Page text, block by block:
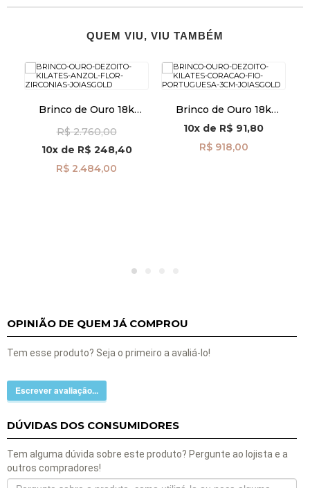
QUEM VIU, VIU TAMBÉM
Brinco de Ouro 18k
br29517
R$ 2.760,00
10xde R$ 248,40
R$ 2.484,00
Brinco de Ouro 18k
Coração com Fio
Portuguesa 3cm
br29504
10x de R$ 91,80
R$ 918,00
OPINIÃO DE QUEM JÁ COMPROU
Tem esse produto? Seja o primeiro a avaliá-lo!
Escrever avaliação...
DÚVIDAS DOS CONSUMIDORES
Tem alguma dúvida sobre este produto? Pergunte ao lojista e a
outros compradores!